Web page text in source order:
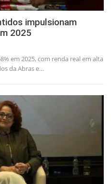
impulsionam
2025
em 2025, com renda real em alta
da Abras e…